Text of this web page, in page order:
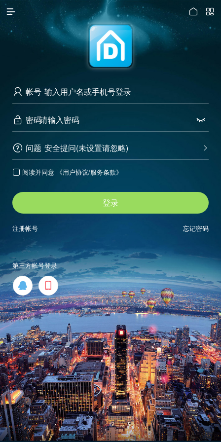
访问电脑版
 

 帐号
 密码 
 问题 
安全提问(未设置请忽略)
 阅读并同意 《用户协议/服务条款》
登录
忘记密码
注册帐号
第三方帐号登录
 